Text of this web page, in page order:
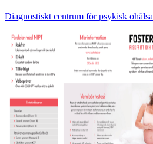
Diagnostiskt centrum för psykisk ohälsa